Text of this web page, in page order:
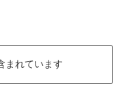
まれています